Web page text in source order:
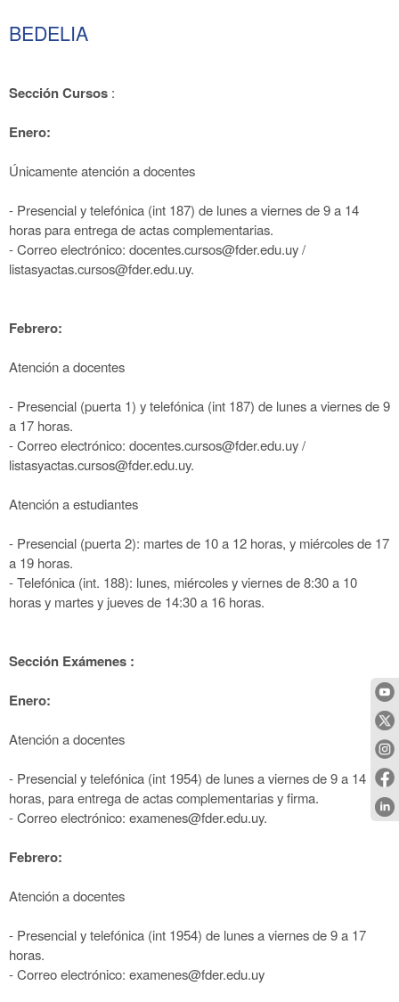
BEDELIA
Sección Cursos :
Enero:
Únicamente atención a docentes
- Presencial y telefónica (int 187) de lunes a viernes de 9 a 14
horas para entrega de actas complementarias.
- Correo electrónico: docentes.cursos@fder.edu.uy /
listasyactas.cursos@fder.edu.uy.
Febrero:
Atención a docentes
- Presencial (puerta 1) y telefónica (int 187) de lunes a viernes de 9
a 17 horas.
- Correo electrónico: docentes.cursos@fder.edu.uy /
listasyactas.cursos@fder.edu.uy.
Atención a estudiantes
- Presencial (puerta 2): martes de 10 a 12 horas, y miércoles de 17
a 19 horas.
- Telefónica (int. 188): lunes, miércoles y viernes de 8:30 a 10
horas y martes y jueves de 14:30 a 16 horas.
Sección Exámenes :
Enero:
Atención a docentes
- Presencial y telefónica (int 1954) de lunes a viernes de 9 a 14
horas, para entrega de actas complementarias y firma.
- Correo electrónico: examenes@fder.edu.uy.
Febrero:
Atención a docentes
- Presencial y telefónica (int 1954) de lunes a viernes de 9 a 17
horas.
- Correo electrónico: examenes@fder.edu.uy